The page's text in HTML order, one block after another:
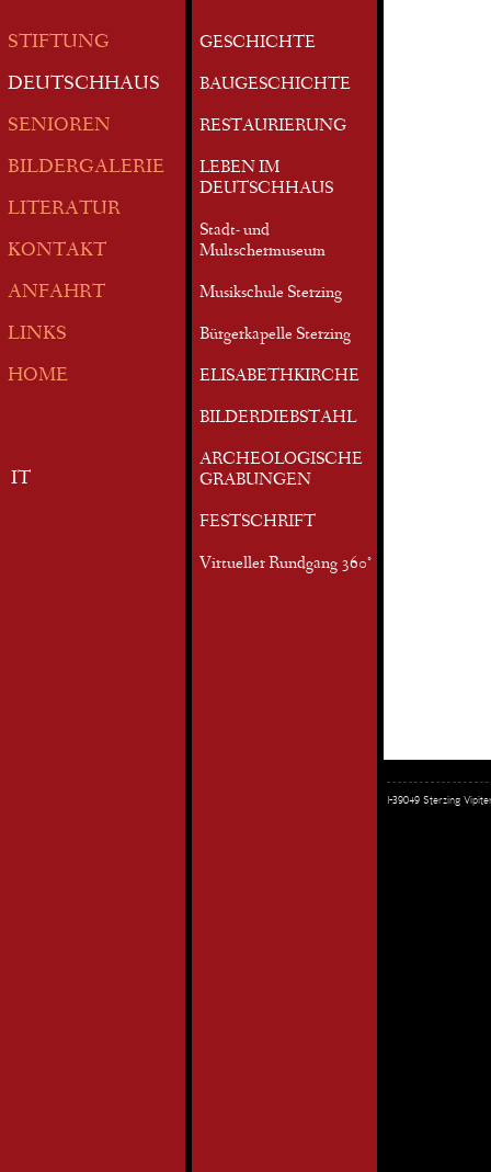
STIFTUNG
DEUTSCHHAUS
SENIOREN
BILDERGALERIE
LITERATUR
KONTAKT
ANFAHRT
LINKS
HOME
IT
GESCHICHTE
BAUGESCHICHTE
RESTAURIERUNG
LEBEN IM
DEUTSCHHAUS
Stadt- und
Multschermuseum
Musikschule Sterzing
Bürgerkapelle Sterzing
ELISABETHKIRCHE
BILDERDIEBSTAHL
ARCHEOLOGISCHE
GRABUNGEN
FESTSCHRIFT
Virtueller Rundgang 360°
I-39049 Sterzing